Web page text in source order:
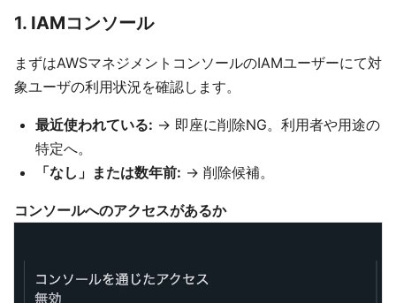
1. IAMコンソール
まずはAWSマネジメントコンソールのIAMユーザーにて対
象ユーザの利用状況を確認します。
最近使われている: → 即座に削除NG。利用者や用途の
特定へ。
「なし」または数年前: → 削除候補。
コンソールへのアクセスがあるか